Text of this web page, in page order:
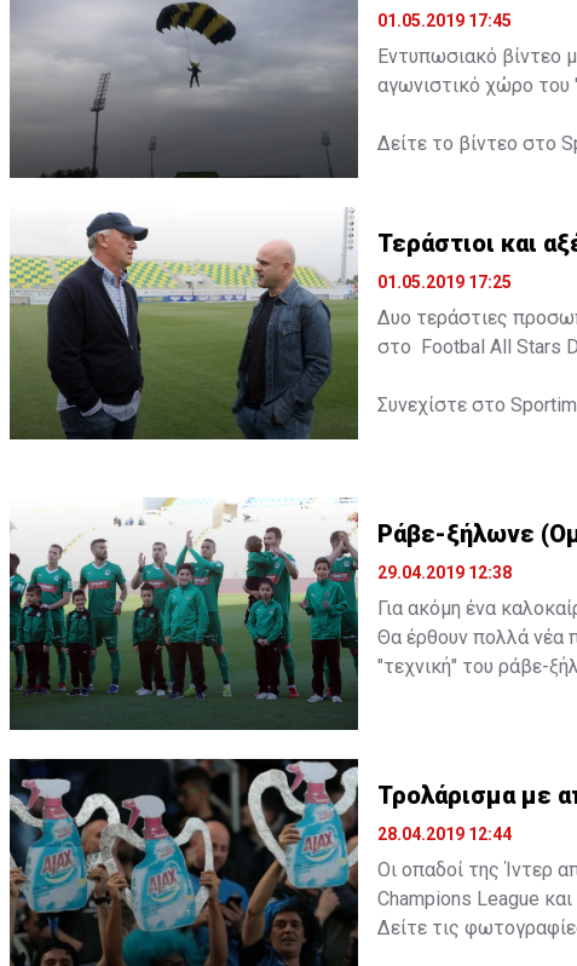
01.05.2019 17:45
Εντυπωσιακό βίντεο
αγωνιστικό χώρο του
Δείτε το βίντεο στο
Τεράστιοι και
01.05.2019 17:25
Δυο τεράστιες
στο Footbal All Stars
Συνεχίστε στο
Ράβε-ξήλωνε
29.04.2019 12:38
Για ακόμη ένα
Θα έρθουν πολλά νέα
"τεχνική" του ράβε-
Τρολάρισμα με
28.04.2019 12:44
Οι οπαδοί της Ίντερ
Champions League
Δείτε τις